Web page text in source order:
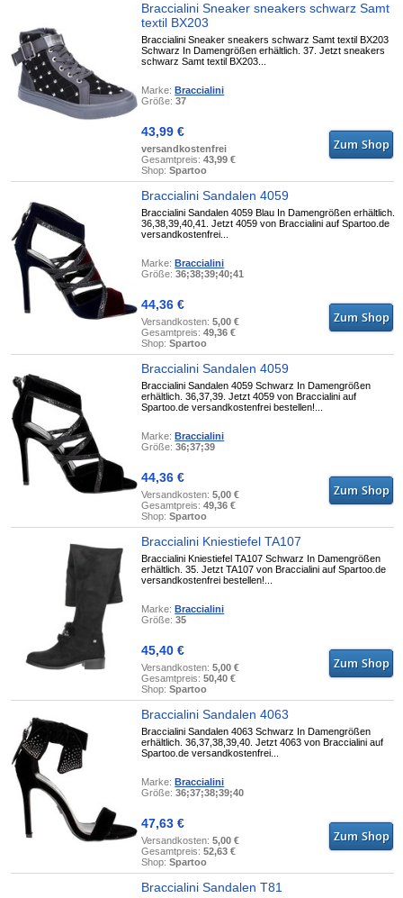
Braccialini Sneaker sneakers schwarz Samt
textil BX203
Braccialini Sneaker sneakers schwarz Samt textil BX203
Schwarz In Damengrößen erhältlich. 37. Jetzt sneakers
schwarz Samt textil BX203...
Marke:Braccialini
Größe:37
43,99 €
versandkostenfrei
Gesamtpreis:43,99 €
Shop:Spartoo
Braccialini Sandalen 4059
Braccialini Sandalen 4059 Blau In Damengrößen erhältlich.
36,38,39,40,41. Jetzt 4059 von Braccialini auf Spartoo.de
versandkostenfrei...
Marke:Braccialini
Größe:36;38;39;40;41
44,36 €
Versandkosten:5,00 €
Gesamtpreis:49,36 €
Shop:Spartoo
Braccialini Sandalen 4059
Braccialini Sandalen 4059 Schwarz In Damengrößen
erhältlich. 36,37,39. Jetzt 4059 von Braccialini auf
Spartoo.de versandkostenfrei bestellen!...
Marke:Braccialini
Größe:36;37;39
44,36 €
Versandkosten:5,00 €
Gesamtpreis:49,36 €
Shop:Spartoo
Braccialini Kniestiefel TA107
Braccialini Kniestiefel TA107 Schwarz In Damengrößen
erhältlich. 35. Jetzt TA107 von Braccialini auf Spartoo.de
versandkostenfrei bestellen!...
Marke:Braccialini
Größe:35
45,40 €
Versandkosten:5,00 €
Gesamtpreis:50,40 €
Shop:Spartoo
Braccialini Sandalen 4063
Braccialini Sandalen 4063 Schwarz In Damengrößen
erhältlich. 36,37,38,39,40. Jetzt 4063 von Braccialini auf
Spartoo.de versandkostenfrei...
Marke:Braccialini
Größe:36;37;38;39;40
47,63 €
Versandkosten:5,00 €
Gesamtpreis:52,63 €
Shop:Spartoo
Braccialini Sandalen T81